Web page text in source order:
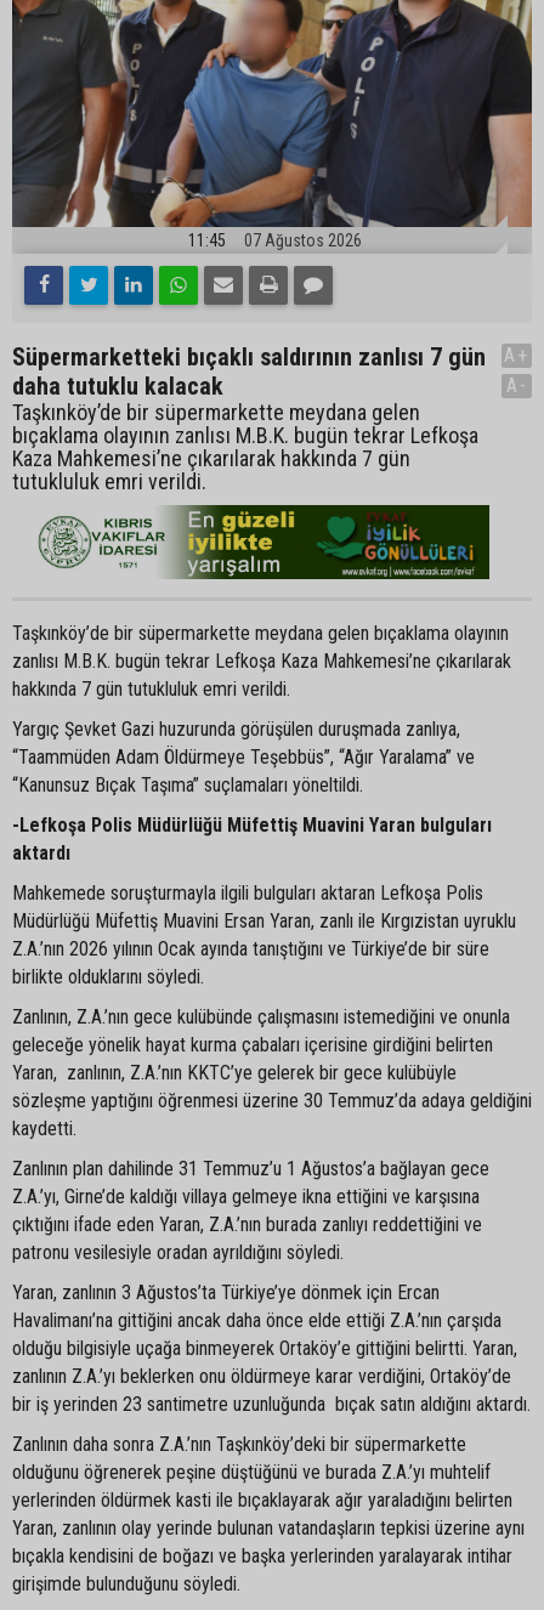
11:45 07 Ağustos 2026
Süpermarketteki bıçaklı saldırının zanlısı 7 gün
daha tutuklu kalacak
Taşkınköy’de bir süpermarkette meydana gelen
bıçaklama olayının zanlısı M.B.K. bugün tekrar Lefkoşa
Kaza Mahkemesi’ne çıkarılarak hakkında 7 gün
tutukluluk emri verildi.
A+
A-
Taşkınköy’de bir süpermarkette meydana gelen bıçaklama olayının
zanlısı M.B.K. bugün tekrar Lefkoşa Kaza Mahkemesi’ne çıkarılarak
hakkında 7 gün tutukluluk emri verildi.
Yargıç Şevket Gazi huzurunda görüşülen duruşmada zanlıya,
“Taammüden Adam Öldürmeye Teşebbüs”, “Ağır Yaralama” ve
“Kanunsuz Bıçak Taşıma” suçlamaları yöneltildi.
-Lefkoşa Polis Müdürlüğü Müfettiş Muavini Yaran bulguları
aktardı
Mahkemede soruşturmayla ilgili bulguları aktaran Lefkoşa Polis
Müdürlüğü Müfettiş Muavini Ersan Yaran, zanlı ile Kırgızistan uyruklu
Z.A.’nın 2026 yılının Ocak ayında tanıştığını ve Türkiye’de bir süre
birlikte olduklarını söyledi.
Zanlının, Z.A.’nın gece kulübünde çalışmasını istemediğini ve onunla
geleceğe yönelik hayat kurma çabaları içerisine girdiğini belirten
Yaran, zanlının, Z.A.’nın KKTC’ye gelerek bir gece kulübüyle
sözleşme yaptığını öğrenmesi üzerine 30 Temmuz’da adaya geldiğini
kaydetti.
Zanlının plan dahilinde 31 Temmuz’u 1 Ağustos’a bağlayan gece
Z.A.’yı, Girne’de kaldığı villaya gelmeye ikna ettiğini ve karşısına
çıktığını ifade eden Yaran, Z.A.’nın burada zanlıyı reddettiğini ve
patronu vesilesiyle oradan ayrıldığını söyledi.
Yaran, zanlının 3 Ağustos’ta Türkiye’ye dönmek için Ercan
Havalimanı’na gittiğini ancak daha önce elde ettiği Z.A.’nın çarşıda
olduğu bilgisiyle uçağa binmeyerek Ortaköy’e gittiğini belirtti. Yaran,
zanlının Z.A.’yı beklerken onu öldürmeye karar verdiğini, Ortaköy’de
bir iş yerinden 23 santimetre uzunluğunda bıçak satın aldığını aktardı.
Zanlının daha sonra Z.A.’nın Taşkınköy’deki bir süpermarkette
olduğunu öğrenerek peşine düştüğünü ve burada Z.A.’yı muhtelif
yerlerinden öldürmek kasti ile bıçaklayarak ağır yaraladığını belirten
Yaran, zanlının olay yerinde bulunan vatandaşların tepkisi üzerine aynı
bıçakla kendisini de boğazı ve başka yerlerinden yaralayarak intihar
girişimde bulunduğunu söyledi.